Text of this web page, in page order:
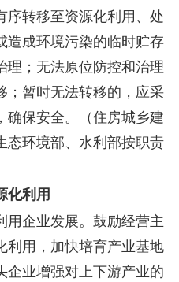
序转移至资源化利用、处
造成环境污染的临时贮存
理；无法原位防控和治理
；暂时无法转移的，应采
确保安全。（住房城乡建
态环境部、水利部按职责
化利用
用企业发展。 鼓励经营主
利用，加快培育产业基地
企业增强对上下游产业的